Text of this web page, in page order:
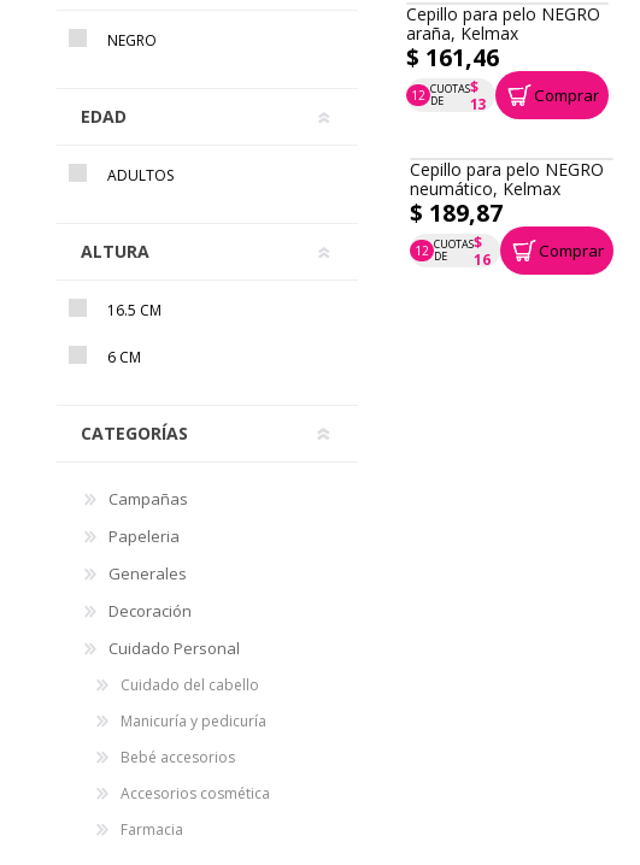
Cepillo para pelo NEGRO
araña, Kelmax
$ 161,46
12 CUOTAS
DE
$
13
P.T.F. $ 161 Comprar
Cepillo para pelo NEGRO
neumático, Kelmax
$ 189,87
12 CUOTAS
DE
$
16
P.T.F. $ 190 Comprar
NEGRO
EDAD
ADULTOS
ALTURA
16.5 CM
6 CM
CATEGORÍAS
Campañas
Papeleria
Generales
Decoración
Cuidado Personal
Cuidado del cabello
Manicuría y pedicuría
Bebé accesorios
Accesorios cosmética
Farmacia